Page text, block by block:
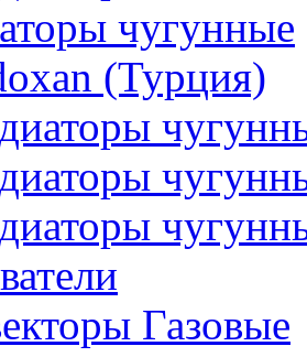
чугунные
(Турция)
Газовые